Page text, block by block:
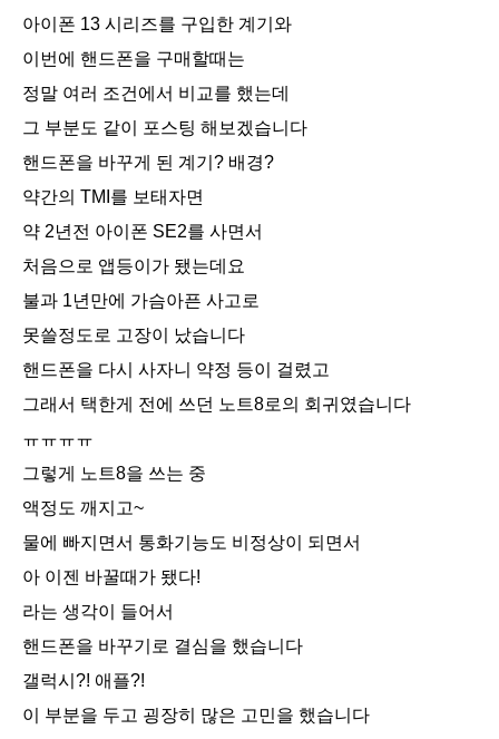
아이폰 13 시리즈를 구입한 계기와
이번에 핸드폰을 구매할때는
정말 여러 조건에서 비교를 했는데
그 부분도 같이 포스팅 해보겠습니다
핸드폰을 바꾸게 된 계기? 배경?
약간의 TMI를 보태자면
약 2년전 아이폰 SE2를 사면서
처음으로 앱등이가 됐는데요
불과 1년만에 가슴아픈 사고로
못쓸정도로 고장이 났습니다
핸드폰을 다시 사자니 약정 등이 걸렸고
그래서 택한게 전에 쓰던 노트8로의 회귀였습니다
ㅠㅠㅠㅠ
그렇게 노트8을 쓰는 중
액정도 깨지고~
물에 빠지면서 통화기능도 비정상이 되면서
아 이젠 바꿀때가 됐다!
라는 생각이 들어서
핸드폰을 바꾸기로 결심을 했습니다
갤럭시?! 애플?!
이 부분을 두고 굉장히 많은 고민을 했습니다